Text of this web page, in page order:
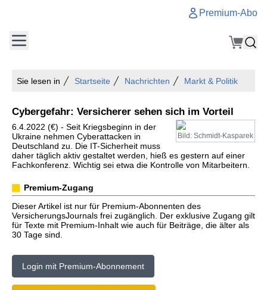
Premium-Abo
Sie lesen in Startseite Nachrichten Markt & Politik
Cybergefahr: Versicherer sehen sich im Vorteil
Bild: Schmidt-Kasparek
6.4.2022 (€) - Seit Kriegsbeginn in der
Ukraine nehmen Cyberattacken in
Deutschland zu. Die IT-Sicherheit muss
daher täglich aktiv gestaltet werden, hieß es gestern auf einer
Fachkonferenz. Wichtig sei etwa die Kontrolle von Mitarbeitern.
Premium-Zugang
Dieser Artikel ist nur für Premium-Abonnenten des
VersicherungsJournals frei zugänglich. Der exklusive Zugang gilt
für Texte mit Premium-Inhalt wie auch für Beiträge, die älter als
30 Tage sind.
Login mit Premium-Abonnement